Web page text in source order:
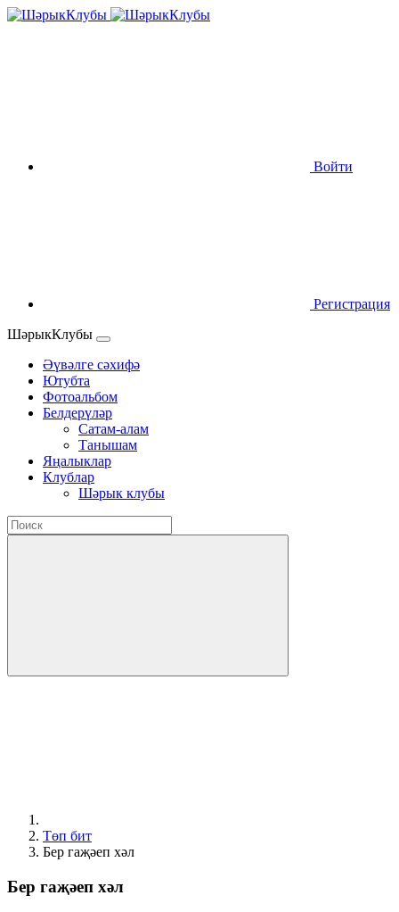
Войти
Регистрация
ШәрыкКлубы
Әүвәлге сәхифә
Ютубта
Фотоальбом
Белдерүләр
Сатам-алам
Танышам
Яңалыклар
Клублар
Шәрык клубы
Төп бит
Бер гаҗәеп хәл
Бер гаҗәеп хәл